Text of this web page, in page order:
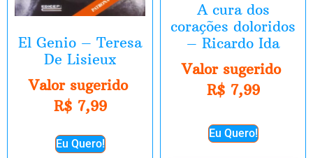
El Genio – Teresa
De Lisieux
Valor sugerido
R$7,99
Eu Quero!
A cura dos
corações doloridos
– Ricardo Ida
Valor sugerido
R$7,99
Eu Quero!